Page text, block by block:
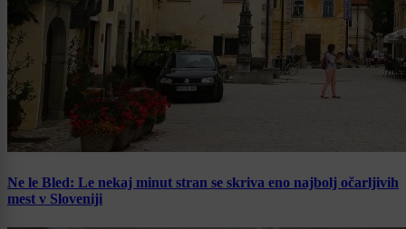
Ne le Bled: Le nekaj minut stran se skriva eno najbolj očarljivih
mest v Sloveniji